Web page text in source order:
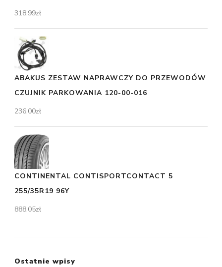
318,99zł
ABAKUS ZESTAW NAPRAWCZY DO PRZEWODÓW
CZUJNIK PARKOWANIA 120-00-016
236,00zł
CONTINENTAL CONTISPORTCONTACT 5
255/35R19 96Y
888,05zł
Ostatnie wpisy